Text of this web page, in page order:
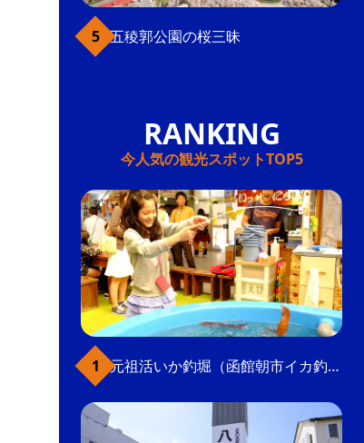
五稜郭公園の桜三昧
今人気の観光スポットTOP5
元祖活いか釣堀（函館朝市イカ釣り体験）